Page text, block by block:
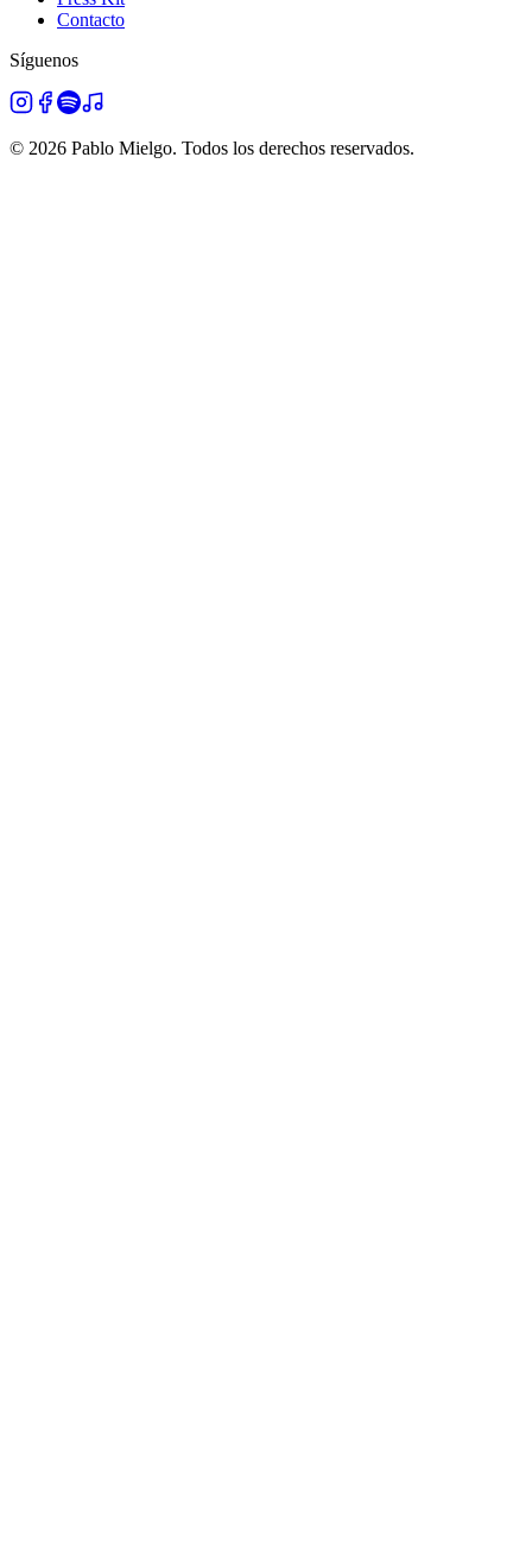
Contacto
Síguenos
© 2026 Pablo Mielgo. Todos los derechos reservados.